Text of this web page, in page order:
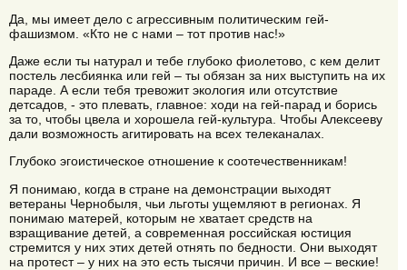
Да, мы имеет дело с агрессивным политическим гей-
фашизмом. «Кто не с нами – тот против нас!»
Даже если ты натурал и тебе глубоко фиолетово, с кем делит
постель лесбиянка или гей – ты обязан за них выступить на их
параде. А если тебя тревожит экология или отсутствие
детсадов, - это плевать, главное: ходи на гей-парад и борись
за то, чтобы цвела и хорошела гей-культура. Чтобы Алексееву
дали возможность агитировать на всех телеканалах.
Глубоко эгоистическое отношение к соотечественникам!
Я понимаю, когда в стране на демонстрации выходят
ветераны Чернобыля, чьи льготы ущемляют в регионах. Я
понимаю матерей, которым не хватает средств на
взращивание детей, а современная российская юстиция
стремится у них этих детей отнять по бедности. Они выходят
на протест – у них на это есть тысячи причин. И все – веские!